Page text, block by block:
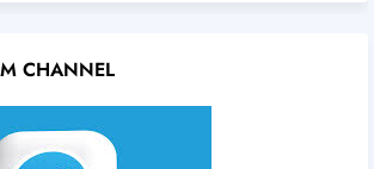
CHANNEL